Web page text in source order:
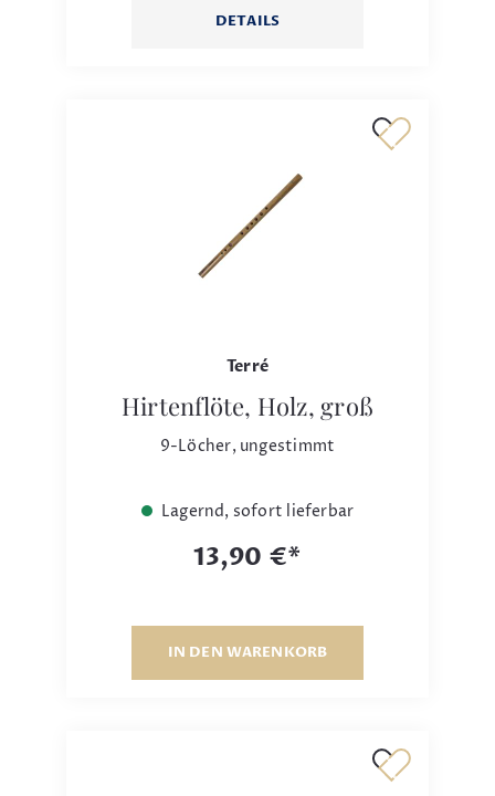
DETAILS
Terré
Hirtenflöte, Holz, groß
9-Löcher, ungestimmt
Lagernd, sofort lieferbar
13,90 €*
IN DEN WARENKORB